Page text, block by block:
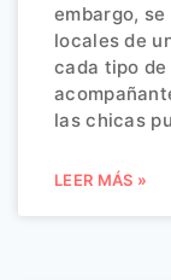
embargo,
locales de
cada tipo
las chicas
LEER MÁS »